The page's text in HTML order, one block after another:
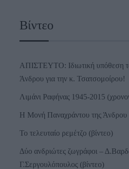
Βίντεο
ΑΠΙΣΤΕΥΤΟ: Ιδιωτική υπόθεση
Άνδρου για την κ. Τσατσομοίρου!
Λιμάνι Ραφήνας 1945-2015
Η Μονή Παναχράντου της Άνδρου
Το τελευταίο ρεμέτζο (βίντεο)
Δύο ανδριώτες ζωγράφοι –
Γ.Σεργουλόπουλος (βίντεο)